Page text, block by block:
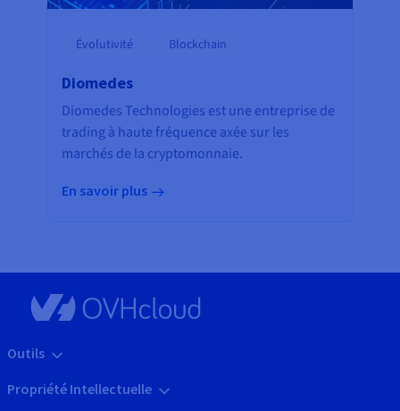
Évolutivité Blockchain
Diomedes
Diomedes Technologies est une entreprise de
trading à haute fréquence axée sur les
marchés de la cryptomonnaie.
En savoir plus
Outils
Propriété Intellectuelle